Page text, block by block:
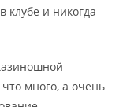
и никогда
много, а очень